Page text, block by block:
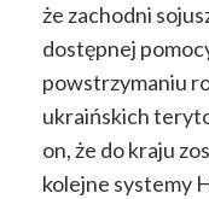
że zachodni
dostępnej
powstrzymaniu
ukraińskich
on, że do kraju
kolejne systemy